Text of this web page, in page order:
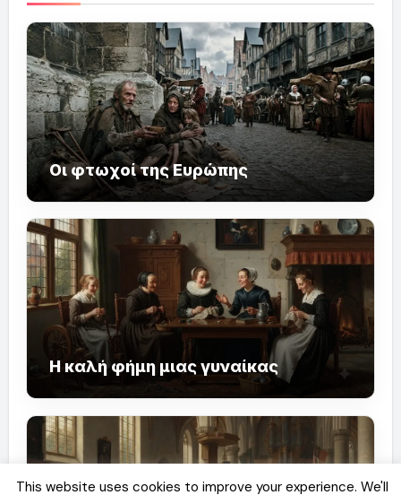
Οι φτωχοί της Ευρώπης
Η καλή φήμη μιας γυναίκας
This website uses cookies to improve your experience. We'll